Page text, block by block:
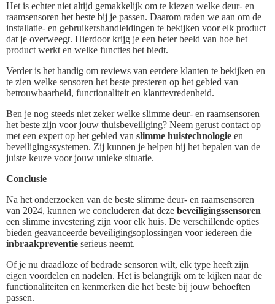
Het is echter niet altijd gemakkelijk om te kiezen welke deur- en
raamsensoren het beste bij je passen. Daarom raden we aan om de
installatie- en gebruikershandleidingen te bekijken voor elk product
dat je overweegt. Hierdoor krijg je een beter beeld van hoe het
product werkt en welke functies het biedt.
Verder is het handig om reviews van eerdere klanten te bekijken en
te zien welke sensoren het beste presteren op het gebied van
betrouwbaarheid, functionaliteit en klanttevredenheid.
Ben je nog steeds niet zeker welke slimme deur- en raamsensoren
het beste zijn voor jouw thuisbeveiliging? Neem gerust contact op
met een expert op het gebied van slimme huistechnologie en
beveiligingssystemen. Zij kunnen je helpen bij het bepalen van de
juiste keuze voor jouw unieke situatie.
Conclusie
Na het onderzoeken van de beste slimme deur- en raamsensoren
van 2024, kunnen we concluderen dat deze beveiligingssensoren
een slimme investering zijn voor elk huis. De verschillende opties
bieden geavanceerde beveiligingsoplossingen voor iedereen die
inbraakpreventie serieus neemt.
Of je nu draadloze of bedrade sensoren wilt, elk type heeft zijn
eigen voordelen en nadelen. Het is belangrijk om te kijken naar de
functionaliteiten en kenmerken die het beste bij jouw behoeften
passen.